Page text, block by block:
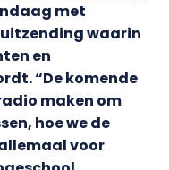
met
waarin
en
“De komende
maken om
hoe we de
voor